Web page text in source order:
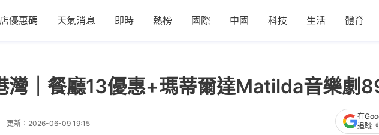
優惠碼 天氣消息 即時 熱榜 國際 中國 科技 生活 體育
灣｜餐廳13優惠+瑪蒂爾達Matilda音樂劇
更新： 2026-06-09 19:15
在
追蹤